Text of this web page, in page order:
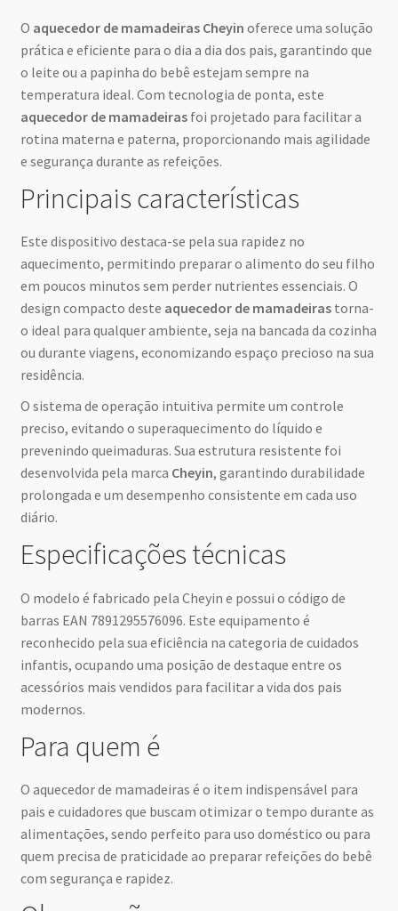
O aquecedor de mamadeiras Cheyin oferece uma solução
prática e eficiente para o dia a dia dos pais, garantindo que
o leite ou a papinha do bebê estejam sempre na
temperatura ideal. Com tecnologia de ponta, este
aquecedor de mamadeirasfoi projetado para facilitar a
rotina materna e paterna, proporcionando mais agilidade
e segurança durante as refeições.
Principais características
Este dispositivo destaca-se pela sua rapidez no
aquecimento, permitindo preparar o alimento do seu filho
em poucos minutos sem perder nutrientes essenciais. O
design compacto deste aquecedor de mamadeirastorna-
o ideal para qualquer ambiente, seja na bancada da cozinha
ou durante viagens, economizando espaço precioso na sua
residência.
O sistema de operação intuitiva permite um controle
preciso, evitando o superaquecimento do líquido e
prevenindo queimaduras. Sua estrutura resistente foi
desenvolvida pela marca Cheyin, garantindo durabilidade
prolongada e um desempenho consistente em cada uso
diário.
Especificações técnicas
O modelo é fabricado pela Cheyin e possui o código de
barras EAN 7891295576096. Este equipamento é
reconhecido pela sua eficiência na categoria de cuidados
infantis, ocupando uma posição de destaque entre os
acessórios mais vendidos para facilitar a vida dos pais
modernos.
Para quem é
O aquecedor de mamadeiras é o item indispensável para
pais e cuidadores que buscam otimizar o tempo durante as
alimentações, sendo perfeito para uso doméstico ou para
quem precisa de praticidade ao preparar refeições do bebê
com segurança e rapidez.